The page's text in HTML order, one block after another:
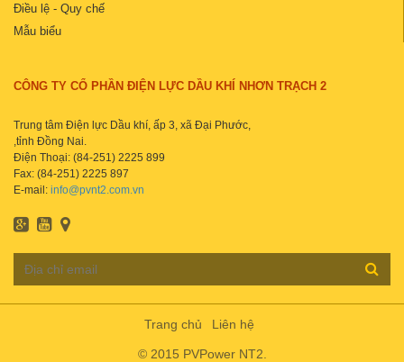
Điều lệ - Quy chế
Mẫu biểu
CÔNG TY CỔ PHẦN ĐIỆN LỰC DẦU KHÍ NHƠN TRẠCH 2
Trung tâm Điện lực Dầu khí, ấp 3, xã Đại Phước,
,tỉnh Đồng Nai.
Điện Thoại: (84-251) 2225 899
Fax: (84-251) 2225 897
E-mail: info@pvnt2.com.vn
Trang chủ Liên hệ
© 2015 PVPower NT2.